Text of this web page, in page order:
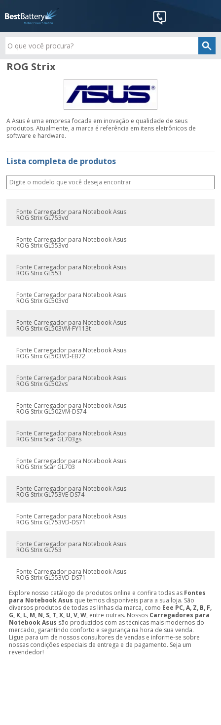
ROG Strix
A Asus é uma empresa focada em inovação e qualidade de seus
produtos. Atualmente, a marca é referência em itens eletrônicos de
software e hardware.
Lista completa de produtos
Fonte Carregador para Notebook Asus
ROG Strix GL753vd
Fonte Carregador para Notebook Asus
ROG Strix GL553vd
Fonte Carregador para Notebook Asus
ROG Strix GL553
Fonte Carregador para Notebook Asus
ROG Strix GL503vd
Fonte Carregador para Notebook Asus
ROG Strix GL503VM-FY113t
Fonte Carregador para Notebook Asus
ROG Strix GL503VD-EB72
Fonte Carregador para Notebook Asus
ROG Strix GL502vs
Fonte Carregador para Notebook Asus
ROG Strix GL502VM-DS74
Fonte Carregador para Notebook Asus
ROG Strix Scar GL703gs
Fonte Carregador para Notebook Asus
ROG Strix Scar GL703
Fonte Carregador para Notebook Asus
ROG Strix GL753VE-DS74
Fonte Carregador para Notebook Asus
ROG Strix GL753VD-DS71
Fonte Carregador para Notebook Asus
ROG Strix GL753
Fonte Carregador para Notebook Asus
ROG Strix GL553VD-DS71
Explore nosso catálogo de produtos online e confira todas as Fontes
para Notebook Asus que temos disponíveis para a sua loja. São
diversos produtos de todas as linhas da marca, como Eee PC, A, Z, B, F,
G, K, L, M, N, S, T, X, U, V, W, entre outras. Nossos Carregadores para
Notebook Asus são produzidos com as técnicas mais modernos do
mercado, garantindo conforto e segurança na hora de sua venda.
Ligue para um de nossos consultores de vendas e informe-se sobre
nossas condições especiais de entrega e de pagamento. Seja um
revendedor!